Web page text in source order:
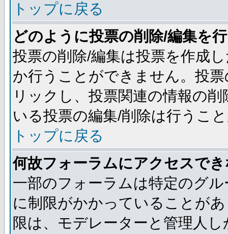
トップに戻る
どのように投票の削除/編集を
投票の削除/編集は投票を作成
か行うことができません。投
リックし、投票関連の情報の
いる投票の編集/削除は行うこ
トップに戻る
何故フォーラムにアクセスで
一部のフォーラムは特定のグ
に制限がかかっていることが
限は、モデレーターと管理人